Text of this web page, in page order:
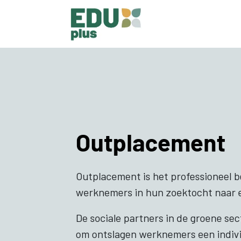
Overslaan naar inhoud
Outplacement
Outplacement is het professioneel
werknemers in hun zoektocht naar
De sociale partners in de groene
om ontslagen werknemers een